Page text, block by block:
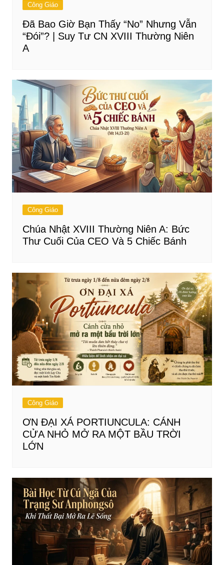
Công Giáo
Đã Bao Giờ Bạn Thấy “No” Nhưng Vẫn
“Đói”? | Suy Tư CN XVIII Thường Niên
A
Công Giáo
Chúa Nhật XVIII Thường Niên A: Bức
Thư Cuối Của CEO Và 5 Chiếc Bánh
Công Giáo
ƠN ĐẠI XÁ PORTIUNCULA: CÁNH
CỬA NHỎ MỞ RA MỘT BẦU TRỜI
LỚN